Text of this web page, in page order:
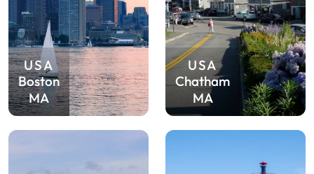
USA
Boston
MA
USA
Chatham
MA